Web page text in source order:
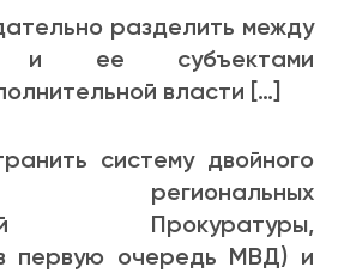
разделить между
и ее субъектами
власти […]
систему двойного
региональных
Прокуратуры,
первую очередь МВД) и